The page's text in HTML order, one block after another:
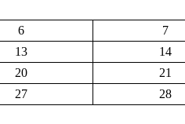
6 7
13 14
20 21
27 28